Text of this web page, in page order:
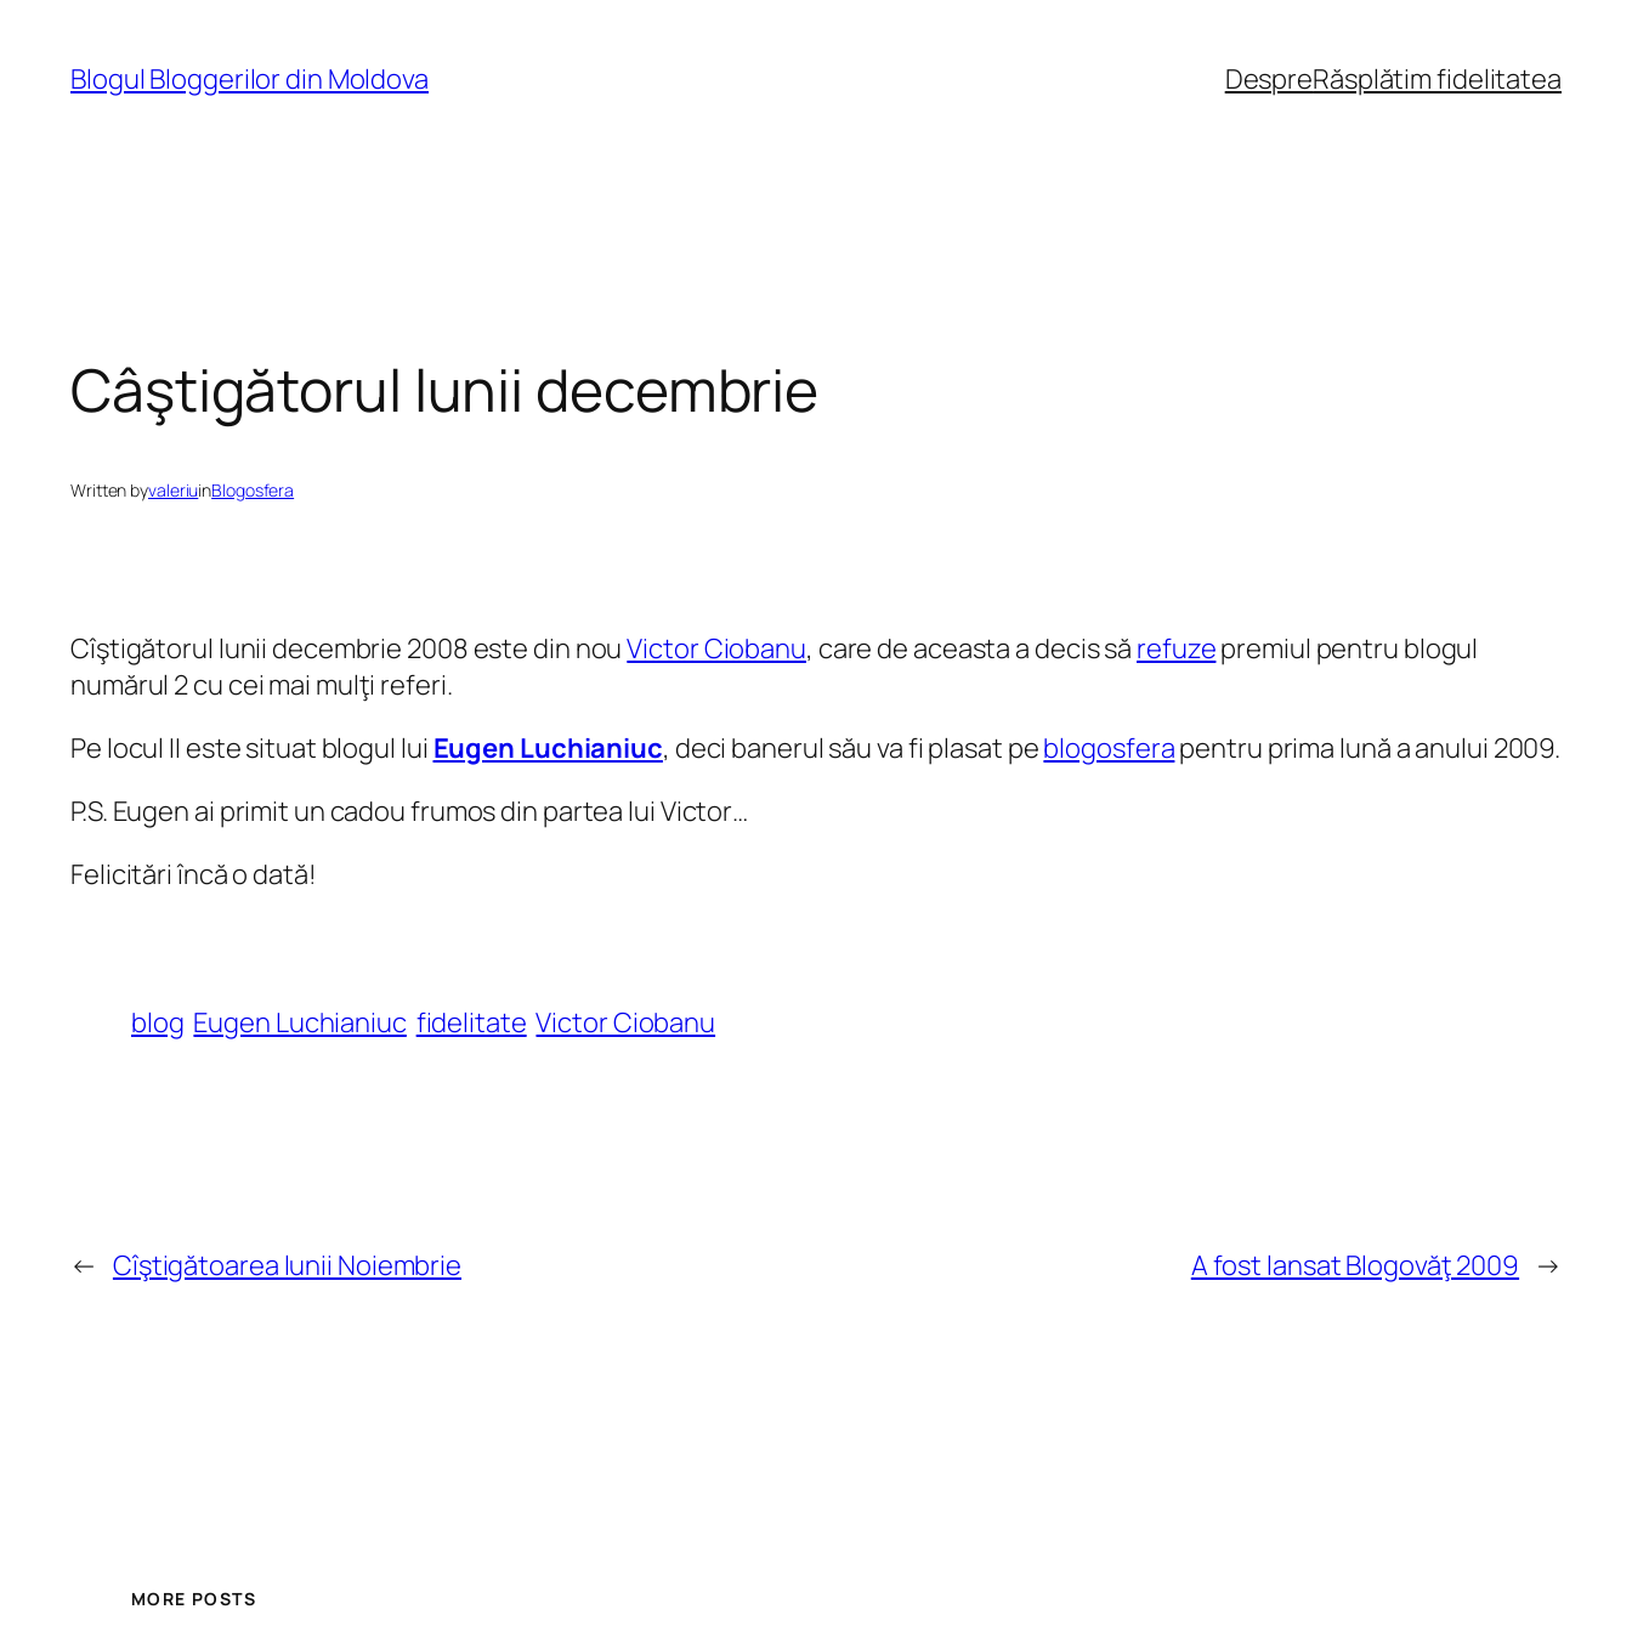
content
Blogul Bloggerilor din Moldova DespreRăsplătim fidelitatea
Câştigătorul lunii decembrie
Written byvaleriuinBlogosfera
Cîştigătorul lunii decembrie 2008 este din nouVictor Ciobanu, care de aceasta a decis să refuzepremiul pentru blogul
numărul 2 cu cei mai mulţi referi.
Pe locul II este situat blogul lui Eugen Luchianiuc, deci banerul său va fi plasat peblogosferapentru prima lună a anului 2009.
P.S. Eugen ai primit un cadou frumos din partea lui Victor…
Felicitări încă o dată!
blog Eugen Luchianiuc fidelitate Victor Ciobanu
← Cîştigătoarea lunii Noiembrie A fost lansat Blogovăţ 2009 →
MORE POSTS